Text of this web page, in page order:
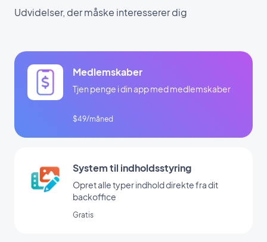
Udvidelser, der måske interesserer dig
Medlemskaber
Tjen penge i din app med medlemskaber
$49/måned
System til indholdsstyring
Opret alle typer indhold direkte fra dit
backoffice
Gratis